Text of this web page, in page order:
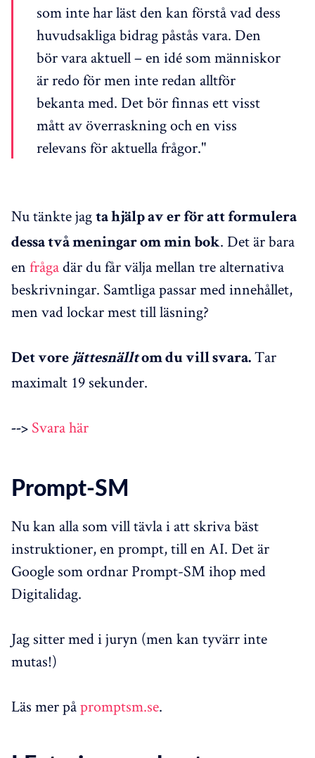
som inte har läst den kan förstå vad dess
huvudsakliga bidrag påstås vara. Den
bör vara aktuell – en idé som människor
är redo för men inte redan alltför
bekanta med. Det bör finnas ett visst
mått av överraskning och en viss
relevans för aktuella frågor."
Nu tänkte jag ta hjälp av er för att formulera
dessa två meningar om min bok. Det är bara
en frågadär du får välja mellan tre alternativa
beskrivningar. Samtliga passar med innehållet,
men vad lockar mest till läsning?
Det vore jättesnälltom du vill svara. Tar
maximalt 19 sekunder.
--> Svara här
Prompt-SM
Nu kan alla som vill tävla i att skriva bäst
instruktioner, en prompt, till en AI. Det är
Google som ordnar Prompt-SM ihop med
Digitalidag.
Jag sitter med i juryn (men kan tyvärr inte
mutas!)
Läs mer påpromptsm.se.